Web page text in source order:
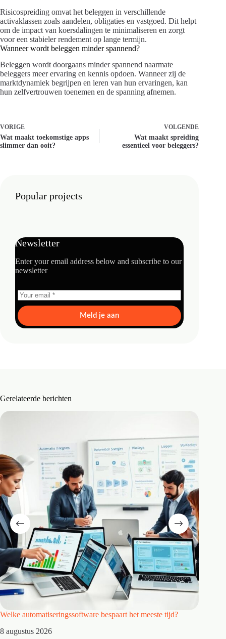
Risicospreiding omvat het beleggen in verschillende
activaklassen zoals aandelen, obligaties en vastgoed. Dit helpt
om de impact van koersdalingen te minimaliseren en zorgt
voor een stabieler rendement op lange termijn.
Wanneer wordt beleggen minder spannend?
Beleggen wordt doorgaans minder spannend naarmate
beleggers meer ervaring en kennis opdoen. Wanneer zij de
marktdynamiek begrijpen en leren van hun ervaringen, kan
hun zelfvertrouwen toenemen en de spanning afnemen.
VORIGE
Wat maakt toekomstige apps
slimmer dan ooit?
VOLGENDE
Wat maakt spreiding
essentieel voor beleggers?
Popular projects
Newsletter
Enter your email address below and subscribe to our
newsletter
Meld je aan
Gerelateerde berichten
Welke automatiseringssoftware bespaart het meeste tijd?
8 augustus 2026